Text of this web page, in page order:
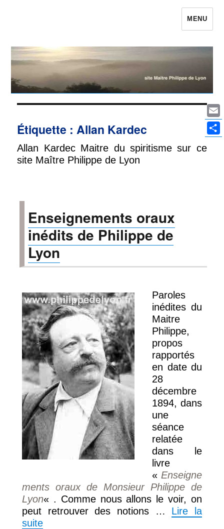
Maître Philippe de Lyon le site qui était
MENU
Étiquette :Allan Kardec
Allan Kardec Maitre du spiritisme sur ce
site Maître Philippe de Lyon
Enseignements oraux
inédits de Philippe de
Lyon
Paroles
inédites du
Maitre
Philippe,
propos
rapportés
en date du
28
décembre
1894, dans
une
séance
relatée
dans le
livre
« Enseigne
ments oraux de Monsieur Philippe de
Lyon« . Comme nous allons le voir, on
peut retrouver des notions … Lire la
suite